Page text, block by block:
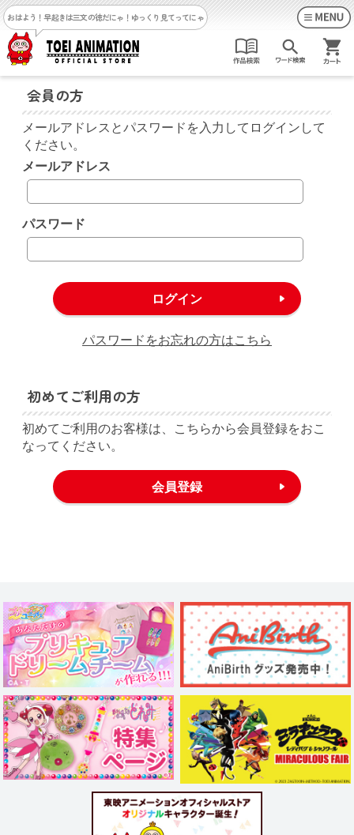
おはよう！早起きは三文の徳だにゃ！ ゆっくり見てってにゃ
会員の方
メールアドレスとパスワードを入力してログインして
ください。
メールアドレス
パスワード
パスワードをお忘れの方はこちら
初めてご利用の方
初めてご利用のお客様は、こちらから会員登録をおこ
なってください。